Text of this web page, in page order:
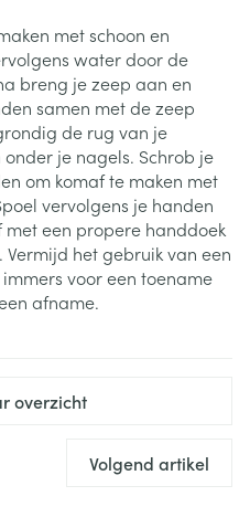
met schoon en
water door de
breng je zeep aan en
samen met de zeep
de rug van je
je nagels. Schrob je
om komaf te maken met
vervolgens je handen
een propere handdoek
het gebruik van een
voor een toename
afname.
overzicht
Volgend artikel